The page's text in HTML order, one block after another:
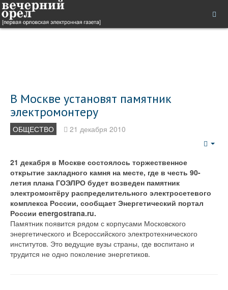
В Москве установят памятник
электромонтеру
ОБЩЕСТВО 21 декабря 2010
21 декабря в Москве состоялось торжественное
открытие закладного камня на месте, где в честь 90-
летия плана ГОЭЛРО будет возведен памятник
электромонтёру распределительного электросетевого
комплекса России, сообщает Энергетический портал
России energostrana.ru.
Памятник появится рядом с корпусами Московского
энергетического и Всероссийского электротехнического
институтов. Это ведущие вузы страны, где воспитано и
трудится не одно поколение энергетиков.